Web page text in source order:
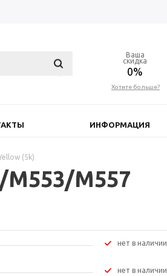
Ваша
скидка
0%
Хотите больше?
ИНФОРМАЦИЯ
(5k)
M553/M557
Нет в наличии
Нет в наличии